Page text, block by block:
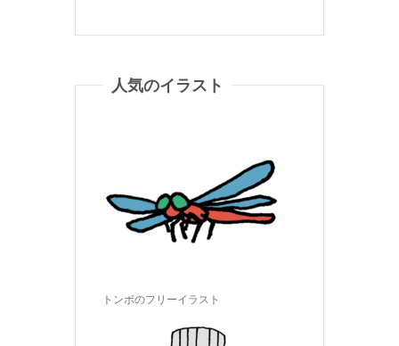
人気のイラスト
トンボのフリーイラスト